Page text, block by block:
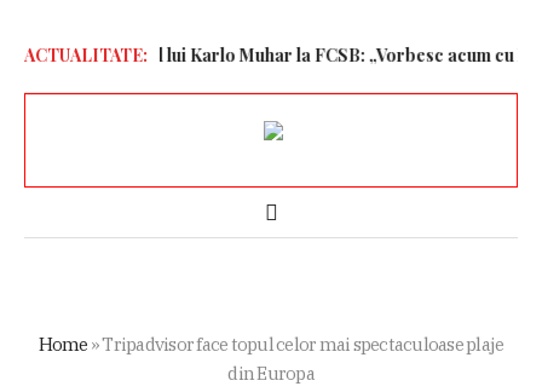
ACTUALITATE:
bombă al lui Karlo Muhar la FCSB: „Vorbesc acum cu
Home »Tripadvisor face topul celor mai spectaculoase plaje
din Europa